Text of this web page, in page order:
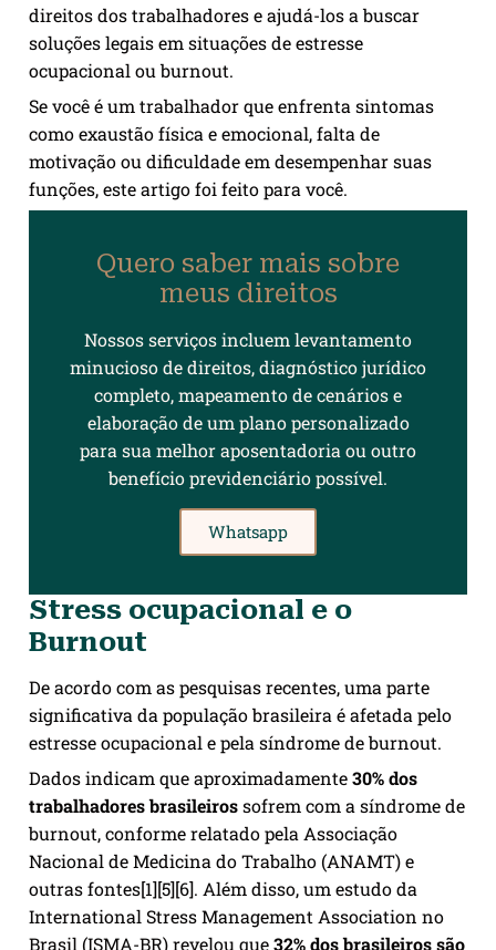
direitos dos trabalhadores e ajudá-los a buscar
soluções legais em situações de estresse
ocupacional ou burnout.
Se você é um trabalhador que enfrenta sintomas
como exaustão física e emocional, falta de
motivação ou dificuldade em desempenhar suas
funções, este artigo foi feito para você.
Quero saber mais sobre
meus direitos
Nossos serviços incluem levantamento
minucioso de direitos, diagnóstico jurídico
completo, mapeamento de cenários e
elaboração de um plano personalizado
para sua melhor aposentadoria ou outro
benefício previdenciário possível.
Whatsapp
Stress ocupacional e o
Burnout
De acordo com as pesquisas recentes, uma parte
significativa da população brasileira é afetada pelo
estresse ocupacional e pela síndrome de burnout.
Dados indicam que aproximadamente30% dos
trabalhadores brasileirossofrem com a síndrome de
burnout, conforme relatado pela Associação
Nacional de Medicina do Trabalho (ANAMT) e
outras fontes[1][5][6]. Além disso, um estudo da
International Stress Management Association no
Brasil (ISMA-BR) revelou que32% dos brasileiros são